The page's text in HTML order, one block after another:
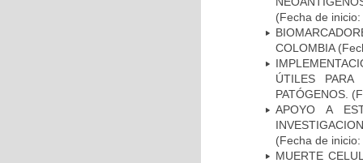
(Fecha de
COLOMBIA
ÚTILES
PATÓGENOS.
APOYO A
(Fecha de
MUERTE